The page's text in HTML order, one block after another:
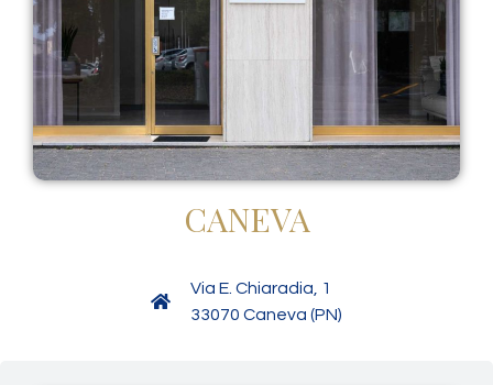
CANEVA
Via E. Chiaradia, 1
33070 Caneva (PN)